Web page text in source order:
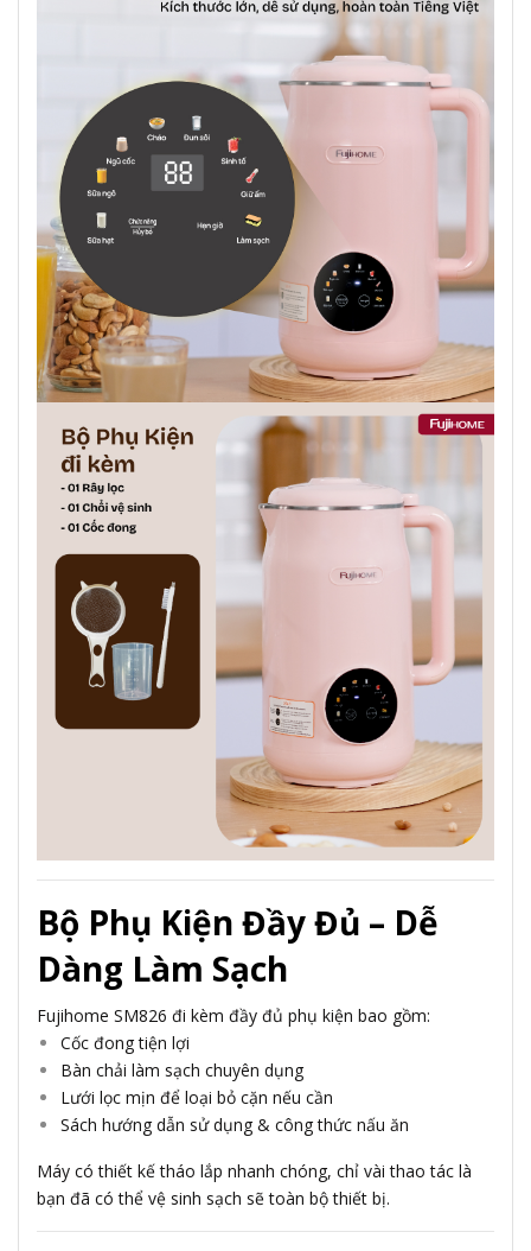
Bộ Phụ Kiện Đầy Đủ – Dễ
Dàng Làm Sạch
Fujihome SM826 đi kèm đầy đủ phụ kiện bao gồm:
Cốc đong tiện lợi
Bàn chải làm sạch chuyên dụng
Lưới lọc mịn để loại bỏ cặn nếu cần
Sách hướng dẫn sử dụng & công thức nấu ăn
Máy có thiết kế tháo lắp nhanh chóng, chỉ vài thao tác là
bạn đã có thể vệ sinh sạch sẽ toàn bộ thiết bị.